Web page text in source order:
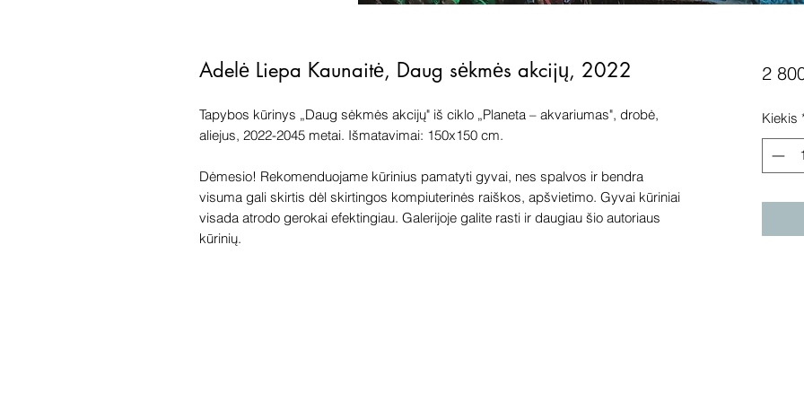
Adelė Liepa Kaunaitė, Daug sėkmės akcijų, 2022
Tapybos kūrinys „Daug sėkmės akcijų" iš ciklo „Planeta – akvariumas", drobė,
aliejus, 2022-2045 metai. Išmatavimai: 150x150 cm.
Dėmesio! Rekomenduojame kūrinius pamatyti gyvai, nes spalvos ir bendra
visuma gali skirtis dėl skirtingos kompiuterinės raiškos, apšvietimo. Gyvai kūriniai
visada atrodo gerokai efektingiau. Galerijoje galite rasti ir daugiau šio autoriaus
kūrinių.
2
Kiekis